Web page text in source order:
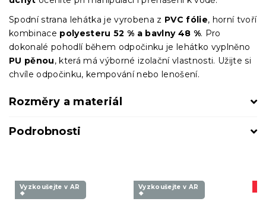
Spodní strana lehátka je vyrobena z PVC fólie, horní tvoří
kombinace polyesteru 52 % a bavlny 48 %. Pro
dokonalé pohodlí během odpočinku je lehátko vyplněno
PU pěnou, která má výborné izolační vlastnosti. Užijte si
chvíle odpočinku, kempování nebo lenošení.
Rozměry a materiál
Podrobnosti
Vyzkoušejte v AR
❖
Vyzkoušejte v AR
❖